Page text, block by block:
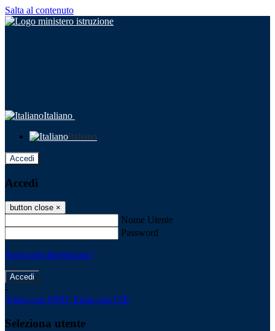
Salta al contenuto
Italiano
Italiano
Accedi
Accedi
button close ×
Nome Utente
Password
Password dimenticata?
-
Entra con SPID Entra con CIE
Seleziona utente